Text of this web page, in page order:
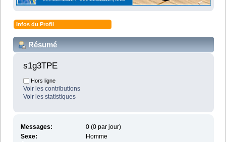
Infos du Profil
Résumé
s1g3TPE
Hors ligne
Voir les contributions
Voir les statistiques
Messages:
0 (0 par jour)
Sexe:
Homme